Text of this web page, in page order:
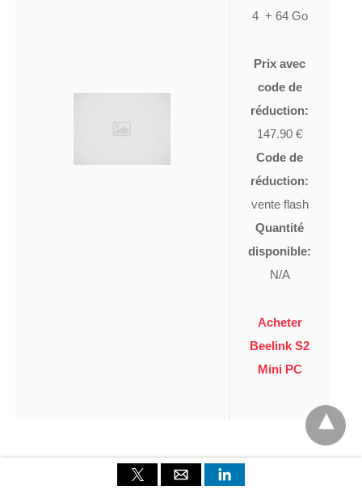
4 + 64 Go
Prix avec
code de
réduction:
147.90 €
Code de
réduction:
vente flash
Quantité
disponible:
N/A
Acheter
Beelink S2
Mini PC